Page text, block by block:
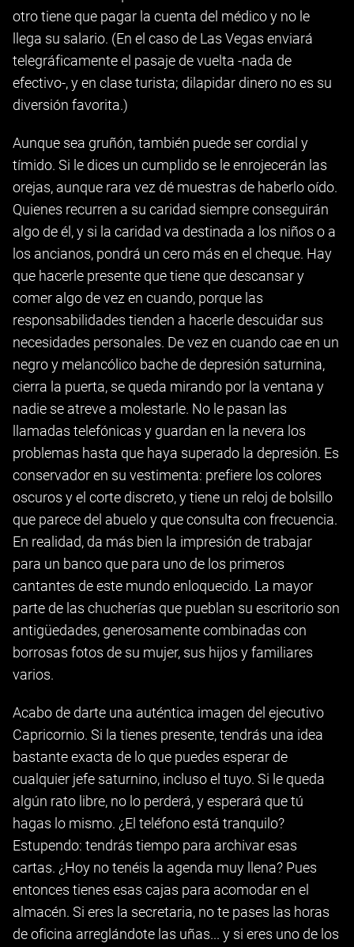
otro tiene que pagar la cuenta del médico y no le
llega su salario. (En el caso de Las Vegas enviará
telegráficamente el pasaje de vuelta -nada de
efectivo-, y en clase turista; dilapidar dinero no es su
diversión favorita.)
Aunque sea gruñón, también puede ser cordial y
tímido. Si le dices un cumplido se le enrojecerán las
orejas, aunque rara vez dé muestras de haberlo oído.
Quienes recurren a su caridad siempre conseguirán
algo de él, y si la caridad va destinada a los niños o a
los ancianos, pondrá un cero más en el cheque. Hay
que hacerle presente que tiene que descansar y
comer algo de vez en cuando, porque las
responsabilidades tienden a hacerle descuidar sus
necesidades personales. De vez en cuando cae en un
negro y melancólico bache de depresión saturnina,
cierra la puerta, se queda mirando por la ventana y
nadie se atreve a molestarle. No le pasan las
llamadas telefónicas y guardan en la nevera los
problemas hasta que haya superado la depresión. Es
conservador en su vestimenta: prefiere los colores
oscuros y el corte discreto, y tiene un reloj de bolsillo
que parece del abuelo y que consulta con frecuencia.
En realidad, da más bien la impresión de trabajar
para un banco que para uno de los primeros
cantantes de este mundo enloquecido. La mayor
parte de las chucherías que pueblan su escritorio son
antigüedades, generosamente combinadas con
borrosas fotos de su mujer, sus hijos y familiares
varios.
Acabo de darte una auténtica imagen del ejecutivo
Capricornio. Si la tienes presente, tendrás una idea
bastante exacta de lo que puedes esperar de
cualquier jefe saturnino, incluso el tuyo. Si le queda
algún rato libre, no lo perderá, y esperará que tú
hagas lo mismo. ¿El teléfono está tranquilo?
Estupendo: tendrás tiempo para archivar esas
cartas. ¿Hoy no tenéis la agenda muy llena? Pues
entonces tienes esas cajas para acomodar en el
almacén. Si eres la secretaria, no te pases las horas
de oficina arreglándote las uñas... y si eres uno de los